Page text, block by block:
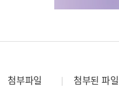
첨부파일 첨부된 파